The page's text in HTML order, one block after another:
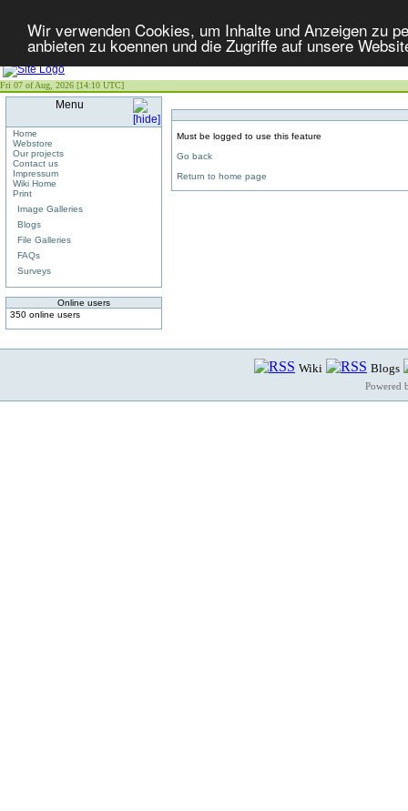
Wir verwenden Cookies, um Inhalte und Anzeigen zu
anbieten zu koennen und die Zugriffe auf unsere
Fri 07 of Aug, 2026 [14:10 UTC]
Menu
Home
Webstore
Our projects
Contact us
Impressum
Wiki Home
Print
Image Galleries
Blogs
File Galleries
FAQs
Surveys
Online users
350 online users
Must be logged to use this feature
Go back
Return to home page
Wiki Blogs
Powered